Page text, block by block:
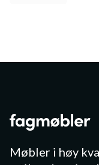
Møbler i høy